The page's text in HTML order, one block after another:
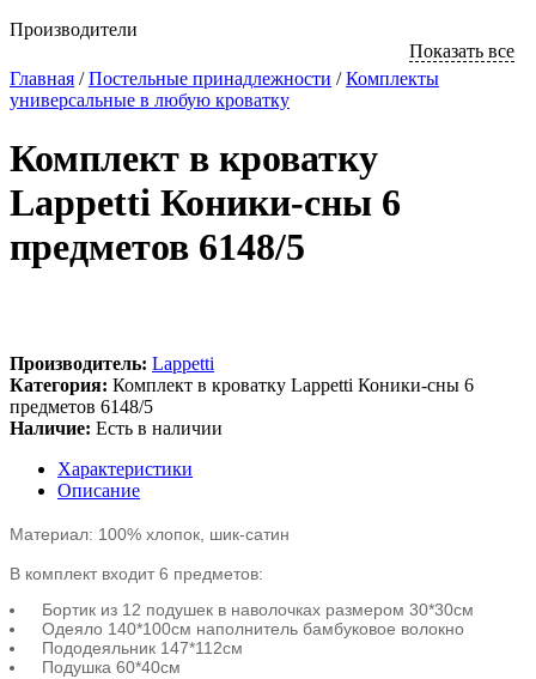
Производители
Показать все
Главная /Постельные принaдлежности /Комплекты
универсальные в любую кроватку
Комплект в кроватку
Lappetti Коники-сны 6
предметов 6148/5
Производитель: Lappetti
Категория: Комплект в кроватку Lappetti Коники-сны 6
предметов 6148/5
Наличие: Есть в наличии
Характеристики
Описание
Материал: 100% хлопок, шик-сатин
В комплект входит 6 предметов:
Бортик из 12 подушек в наволочках размером 30*30см
Одеяло 140*100см наполнитель бамбуковое волокно
Пододеяльник 147*112см
Подушка 60*40см